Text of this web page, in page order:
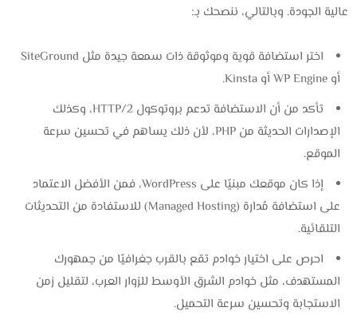
عالية الجودة. وبالتالي، ننصحك بـ:
اختر استضافة قوية وموثوقة ذات سمعة جيدة مثل SiteGround
أو WP Engine أو Kinsta.
تأكد من أن الاستضافة تدعم بروتوكول HTTP/2، وكذلك
الإصدارات الحديثة من PHP، لأن ذلك يساهم في تحسين سرعة
الموقع.
إذا كان موقعك مبنيًا على WordPress، فمن الأفضل الاعتماد
على استضافة مُدارة (Managed Hosting) للاستفادة من التحديثات
التلقائية.
احرص على اختيار خوادم تقع بالقرب جغرافيًا من جمهورك
المستهدف، مثل خوادم الشرق الأوسط للزوار العرب، لتقليل زمن
الاستجابة وتحسين سرعة التحميل.